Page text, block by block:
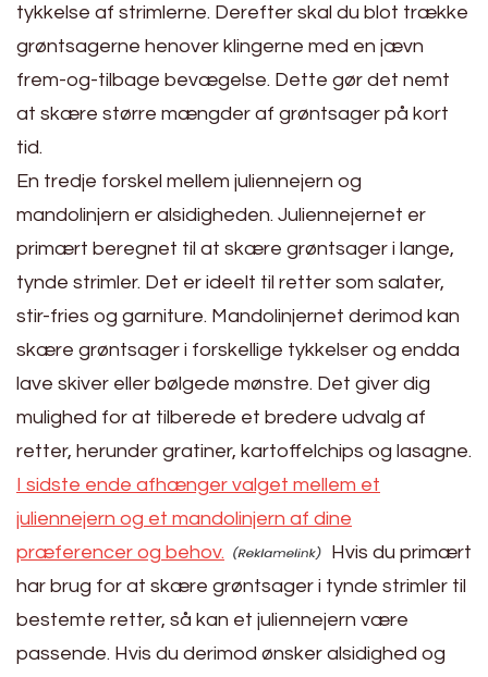
tykkelse af strimlerne. Derefter skal du blot trække
grøntsagerne henover klingerne med en jævn
frem-og-tilbage bevægelse. Dette gør det nemt
at skære større mængder af grøntsager på kort
tid.
En tredje forskel mellem juliennejern og
mandolinjern er alsidigheden. Juliennejernet er
primært beregnet til at skære grøntsager i lange,
tynde strimler. Det er ideelt til retter som salater,
stir-fries og garniture. Mandolinjernet derimod kan
skære grøntsager i forskellige tykkelser og endda
lave skiver eller bølgede mønstre. Det giver dig
mulighed for at tilberede et bredere udvalg af
retter, herunder gratiner, kartoffelchips og lasagne.
I sidste ende afhænger valget mellem et
juliennejern og et mandolinjern af dine
præferencer og behov.
Hvis du primært
har brug for at skære grøntsager i tynde strimler til
bestemte retter, så kan et juliennejern være
passende. Hvis du derimod ønsker alsidighed og